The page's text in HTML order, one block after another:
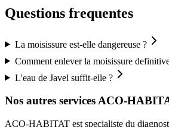
Questions frequentes
La moisissure est-elle dangereuse ?
Comment enlever la moisissure
L'eau de Javel suffit-elle ?
Nos autres services ACO-
ACO-HABITAT est specialiste du